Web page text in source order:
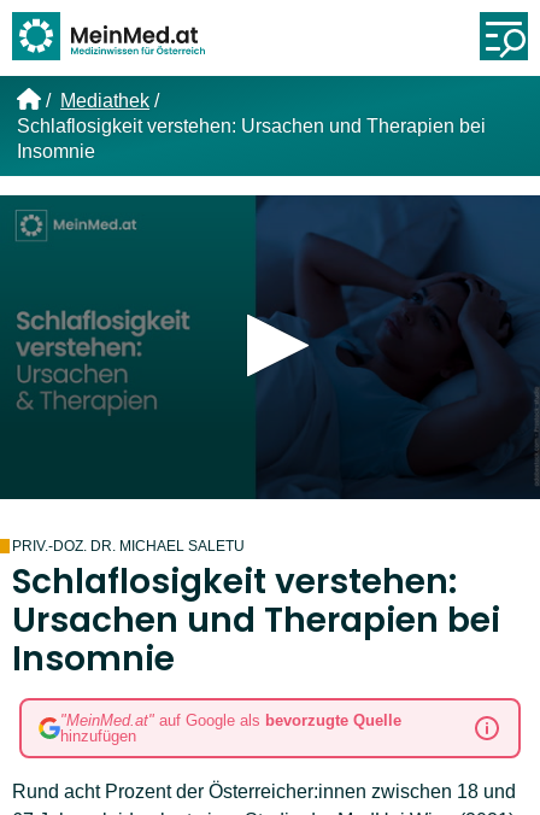
Mediathek
Schlaflosigkeit verstehen: Ursachen und Therapien bei
Insomnie
PRIV.-DOZ. DR. MICHAEL SALETU
Schlaflosigkeit verstehen:
Ursachen und Therapien bei
Insomnie
"MeinMed.at" auf Google als bevorzugte Quelle
hinzufügen
Rund acht Prozent der Österreicher:innen zwischen 18 und